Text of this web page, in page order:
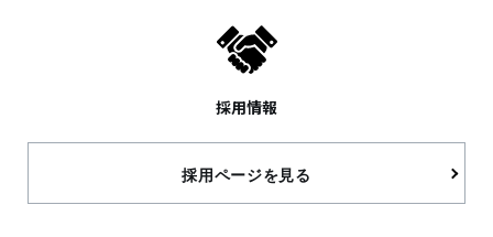
採用情報
採用ページを見る